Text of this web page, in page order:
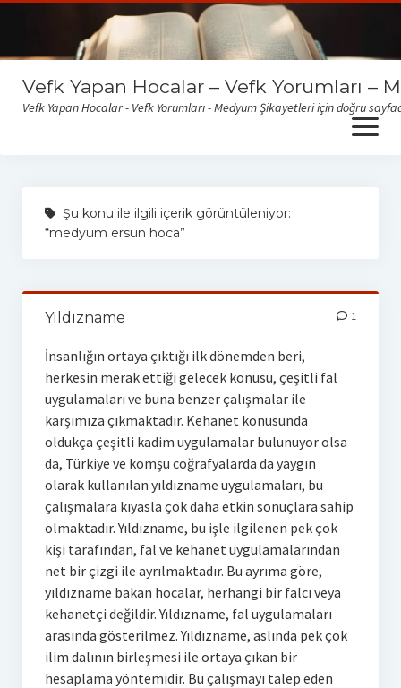
Vefk Yapan Hocalar – Vefk Yorumları –
Vefk Yapan Hocalar - Vefk Yorumları - Medyum Şikayetleri için doğru
open
menu
buraya tıklayabilirsiniz
Şu konu ile ilgili içerik görüntüleniyor:
“medyum ersun hoca”
Yıldızname 1
İnsanlığın ortaya çıktığı ilk dönemden beri,
herkesin merak ettiği gelecek konusu, çeşitli fal
uygulamaları ve buna benzer çalışmalar ile
karşımıza çıkmaktadır. Kehanet konusunda
oldukça çeşitli kadim uygulamalar bulunuyor olsa
da, Türkiye ve komşu coğrafyalarda da yaygın
olarak kullanılan yıldızname uygulamaları, bu
çalışmalara kıyasla çok daha etkin sonuçlara sahip
olmaktadır. Yıldızname, bu işle ilgilenen pek çok
kişi tarafından, fal ve kehanet uygulamalarından
net bir çizgi ile ayrılmaktadır. Bu ayrıma göre,
yıldızname bakan hocalar, herhangi bir falcı veya
kehanetçi değildir. Yıldızname, fal uygulamaları
arasında gösterilmez. Yıldızname, aslında pek çok
ilim dalının birleşmesi ile ortaya çıkan bir
hesaplama yöntemidir. Bu çalışmayı talep eden